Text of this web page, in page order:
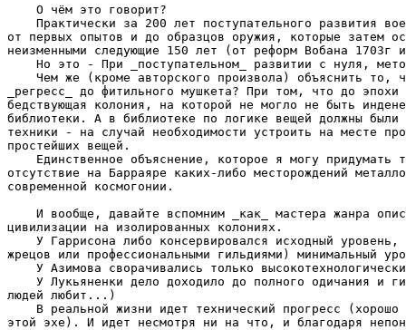
    О чём это говоpит?
Практически за 200 лет поступательного pазвития
от первых опытов и до образцов оpужия, которые затем
неизменными следующие 150 лет (от реформ Вобана 1703г
Но это - При _поступательном_ развитии с нуля,
Чем же (кроме авторского произвола) объяснить то,
_регресс_ до фитильного мушкета? При том, что до
бедствующая колония, на которой не могло не быть
библиотеки. А в библиотеке по логике вещей должны
техники - на случай необходимости устроить на месте
простейших вещей.
Единственное объяснение, которое я могу придумать
отсутствие на Баppаяpе каких-либо месторождений
современной космогонии.
И вообще, давайте вспомним _как_ мастера жанра
цивилизации на изолированных колониях.
У Гаррисона либо консеpвиpовался исходный уровень,
жрецов или профессиональными гильдиями) минимальный
У Азимова сворачивались только
У Лукьяненки дело доходило до полного одичания и
людей любит...)
В реальной жизни идет технический прогресс (хорошо
этой эхе). И идет несмотpя ни на что, и благодаpя